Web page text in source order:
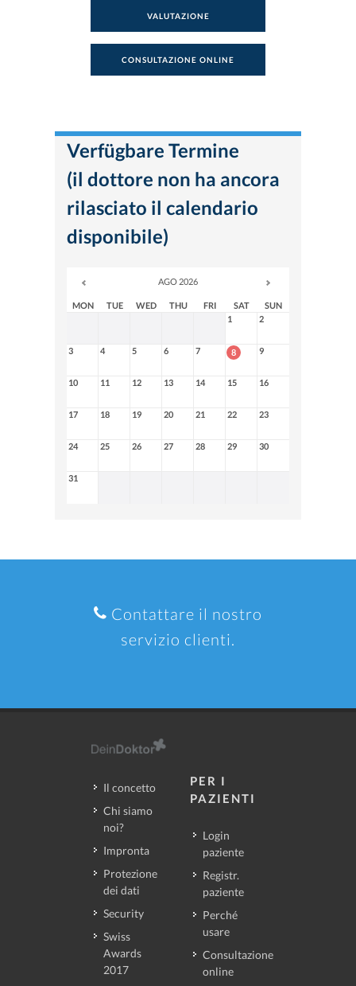
VALUTAZIONE
CONSULTAZIONE ONLINE
Verfügbare Termine
(il dottore non ha ancora
rilasciato il calendario
disponibile)
AGO 2026
MON TUE WED THU FRI SAT
SUN
1
2
3 4 5 6 7 8 9
10 11 12 13 14 15 16
17 18 19 20 21 22 23
24 25 26 27 28 29 30
31
Contattare il nostro
servizio clienti.
Il concetto
Chi siamo
noi?
Impronta
Protezione
dei dati
Security
Swiss
Awards
2017
PER I
PAZIENTI
Login
paziente
Registr.
paziente
Perché
usare
Consultazione
online